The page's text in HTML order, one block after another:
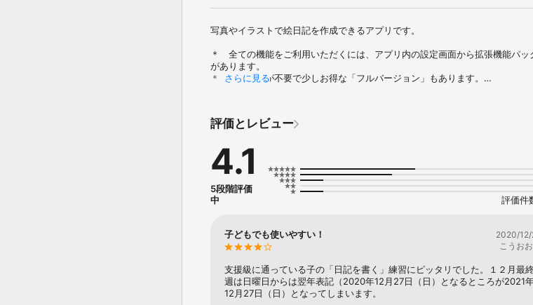
写真やイラストで絵日記を作成できるアプリです。
＊　全ての機能をご利用いただくには、アプリ内の設定画面から拡張機能パ
があります。
＊　追加購入が不要で少しお得な「フルバージョン」もあります。
日記の作成と保存
・作成した絵日記をアプリに保存し、後から編集したり読み返したりすること
・作成した日記はカレンダーに表示され、簡単に振り返ることができます。
読み上げ
・作成した文章を、iOSの合成音声で読み上げることができます。
・作成した絵日記を画像やPDFとして書き出し、フォトアルバムに保存した
・写真／イラストと文章を縦並びにするか、横並びにするかを選択することが
・文字だけのレイアウトもあります。
さらに見る
評価とレビュー
4.1
5段階評価
中
評価件
子どもでも使いやすい！
2020/12/
こうお
支援級に通っている子の「日記を書く」練習にピッタリでした。１２月最
週は日曜日からは翌年表記（2020年12月27日（日）となるところが2021
12月27日（日）となってしまいます。